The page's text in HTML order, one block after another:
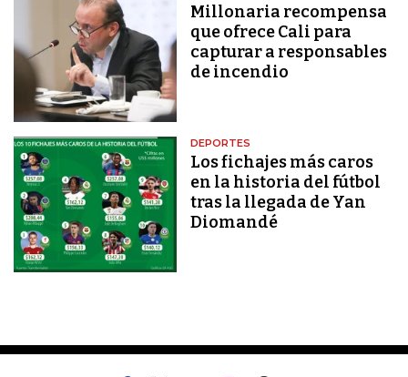
Millonaria recompensa
que ofrece Cali para
capturar a responsables
de incendio
DEPORTES
Los fichajes más caros
en la historia del fútbol
tras la llegada de Yan
Diomandé